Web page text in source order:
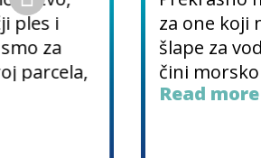
za one koji ne vole pijesak.
šlape za vodu jer ima
čini morsko dno bogato
prekrasnim za ronjenje s
čiste kupaonice, zapravo
gospođa koja čisti cijeli